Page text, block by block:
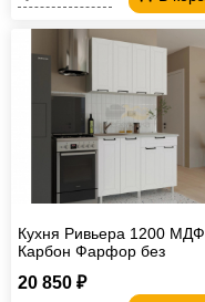
Кухня Ривьера 1200 МДФ
Карбон Фарфор без
20 850 ₽